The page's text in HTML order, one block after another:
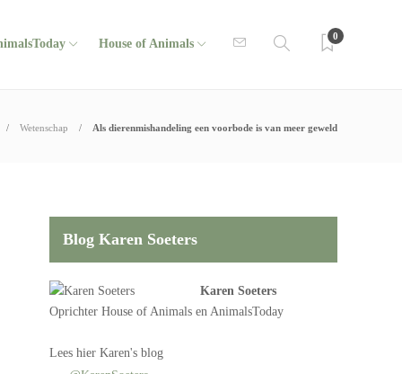
House of Animals
0
Wetenschap Als dierenmishandeling een voorbode is van meer geweld
Blog Karen Soeters
Karen Soeters
OprichterHouse of Animals en AnimalsToday
Leeshier Karen's blog